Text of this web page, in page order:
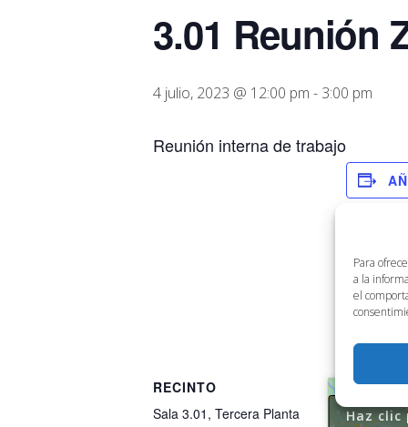
Para
a la
el
3.01 Reunión
4 julio, 2023 @ 12:00 pm - 3:00 pm
Reunión interna de trabajo
RECINTO
Sala 3.01, Tercera Planta
Haz